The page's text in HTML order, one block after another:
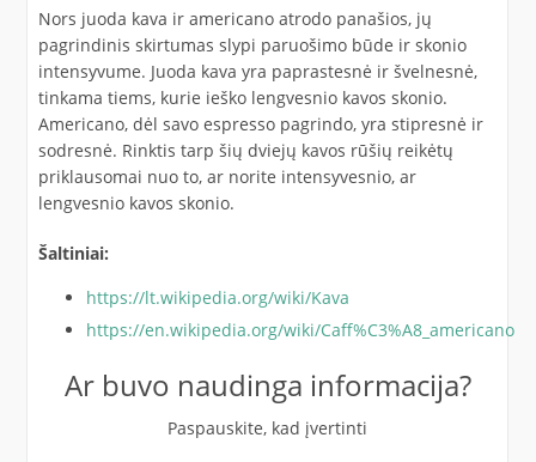
Nors juoda kava ir americano atrodo panašios, jų
pagrindinis skirtumas slypi paruošimo būde ir skonio
intensyvume. Juoda kava yra paprastesnė ir švelnesnė,
tinkama tiems, kurie ieško lengvesnio kavos skonio.
Americano, dėl savo espresso pagrindo, yra stipresnė ir
sodresnė. Rinktis tarp šių dviejų kavos rūšių reikėtų
priklausomai nuo to, ar norite intensyvesnio, ar
lengvesnio kavos skonio.
Šaltiniai:
https://lt.wikipedia.org/wiki/Kava
https://en.wikipedia.org/wiki/Caff%C3%A8_americano
Ar buvo naudinga informacija?
Paspauskite, kad įvertinti